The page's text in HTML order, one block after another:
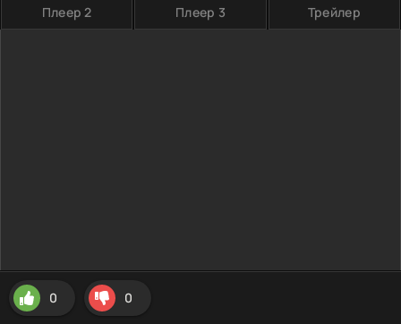
Плеер 2 Плеер 3 Трейлер
0 0